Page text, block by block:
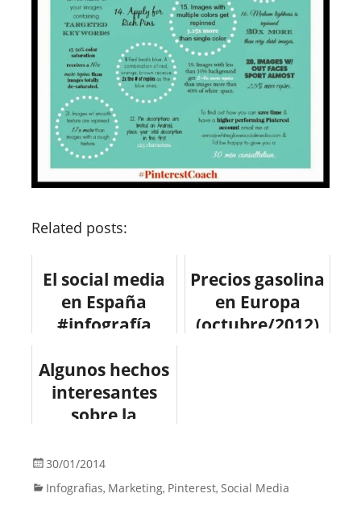
Related posts:
El social media
en España
#infografía
Precios gasolina
en Europa
(octubre/2012)
Algunos hechos
interesantes
sobre la
Apple #apple
30/01/2014
Infografias, Marketing, Pinterest, Social Media